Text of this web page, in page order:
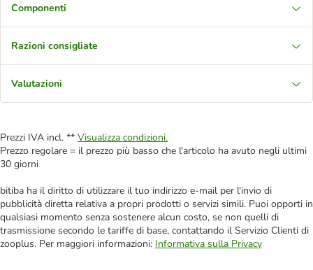
Componenti
Razioni consigliate
Valutazioni
Prezzi IVA incl. ** Visualizza condizioni.
Prezzo regolare = il prezzo più basso che l'articolo ha avuto negli ultimi
30 giorni
bitiba ha il diritto di utilizzare il tuo indirizzo e-mail per l'invio di
pubblicità diretta relativa a propri prodotti o servizi simili. Puoi opporti in
qualsiasi momento senza sostenere alcun costo, se non quelli di
trasmissione secondo le tariffe di base, contattando il Servizio Clienti di
zooplus. Per maggiori informazioni: Informativa sulla Privacy